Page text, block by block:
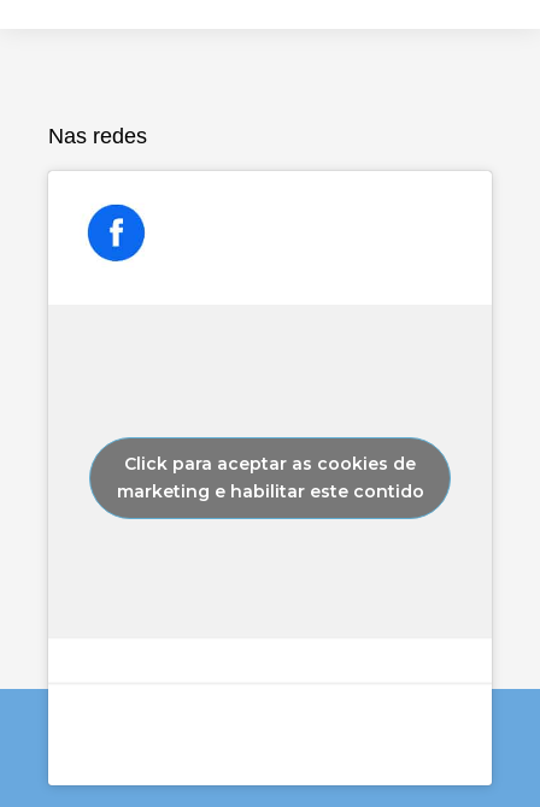
Nas redes
Click para aceptar as cookies de
marketing e habilitar este contido